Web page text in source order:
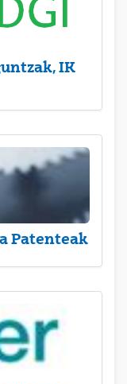
IK
Patenteak